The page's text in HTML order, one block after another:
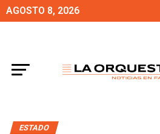
AGOSTO 8, 2026
ESTADO